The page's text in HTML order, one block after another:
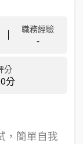
職務經驗
-
分
分
，簡單自我